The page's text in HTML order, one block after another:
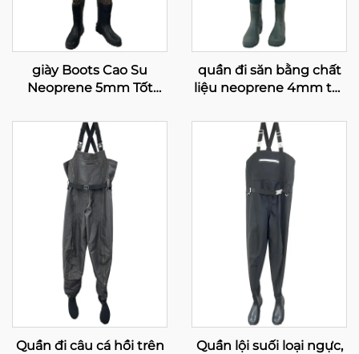
giày Boots Cao Su
Neoprene 5mm Tốt
Ở Ngực Dành Cho Nam
quần đi săn bằng chất
liệu neoprene 4mm tốt
có giày PVC
Quần đi câu cá hồi trên
Quần lội suối loại ngực,